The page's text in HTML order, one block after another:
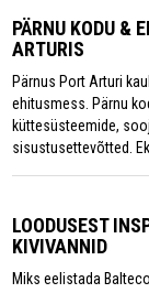
PÄRNU KODU &
ARTURIS
Pärnus Port Arturi
ehitusmess. Pärnu
küttesüsteemide,
sisustusettevõtted.
LOODUSEST
KIVIVANNID
Miks eelistada